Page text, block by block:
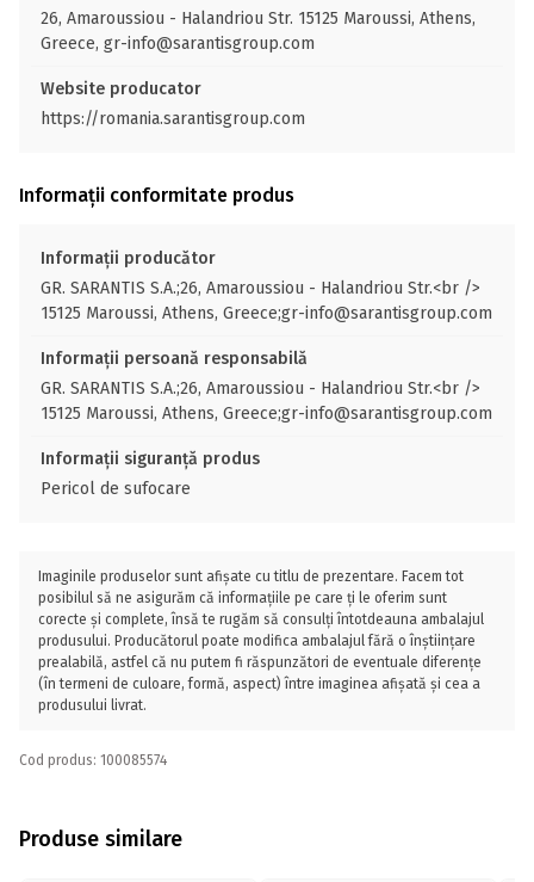
26, Amaroussiou - Halandriou Str. 15125 Maroussi, Athens,
Greece, gr-info@sarantisgroup.com
Website producator
https://romania.sarantisgroup.com
Informații conformitate produs
Informații producător
GR. SARANTIS S.A.;26, Amaroussiou - Halandriou Str.<br />
15125 Maroussi, Athens, Greece;gr-info@sarantisgroup.com
Informații persoană responsabilă
GR. SARANTIS S.A.;26, Amaroussiou - Halandriou Str.<br />
15125 Maroussi, Athens, Greece;gr-info@sarantisgroup.com
Informații siguranță produs
Pericol de sufocare
Imaginile produselor sunt afișate cu titlu de prezentare. Facem tot
posibilul să ne asigurăm că informațiile pe care ți le oferim sunt
corecte și complete, însă te rugăm să consulți întotdeauna ambalajul
produsului. Producătorul poate modifica ambalajul fără o înștiințare
prealabilă, astfel că nu putem fi răspunzători de eventuale diferențe
(în termeni de culoare, formă, aspect) între imaginea afișată și cea a
produsului livrat.
Cod produs: 100085574
Produse similare